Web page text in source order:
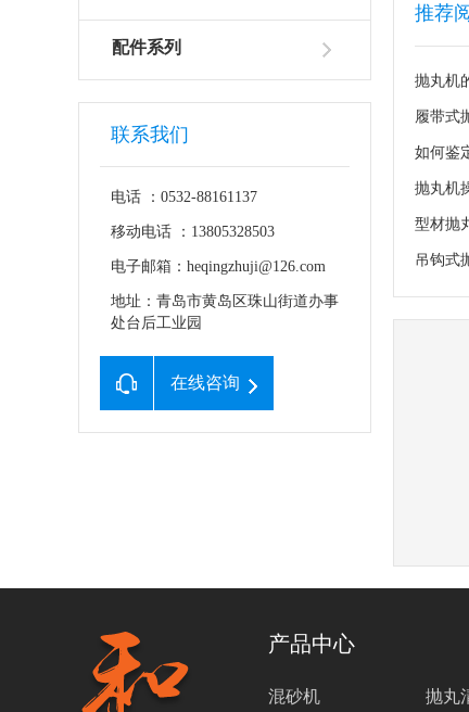
配件系列
联系我们
电话 ：0532-88161137
移动电话 ：13805328503
电子邮箱：heqingzhuji@126.com
地址：青岛市黄岛区珠山街道办事
处台后工业园
在线咨询
推荐
抛丸机
履带式
如何鉴
抛丸机
型材抛
吊钩式
产品中心
混砂机 抛丸